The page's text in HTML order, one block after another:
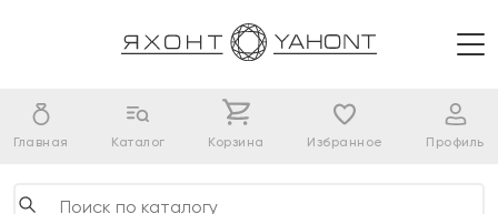
Главная Каталог Корзина Избранное Профиль